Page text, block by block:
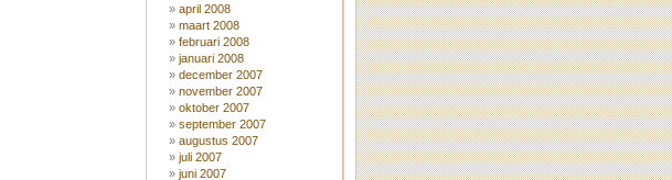
april 2008
maart 2008
februari 2008
januari 2008
december 2007
november 2007
oktober 2007
september 2007
augustus 2007
juli 2007
juni 2007